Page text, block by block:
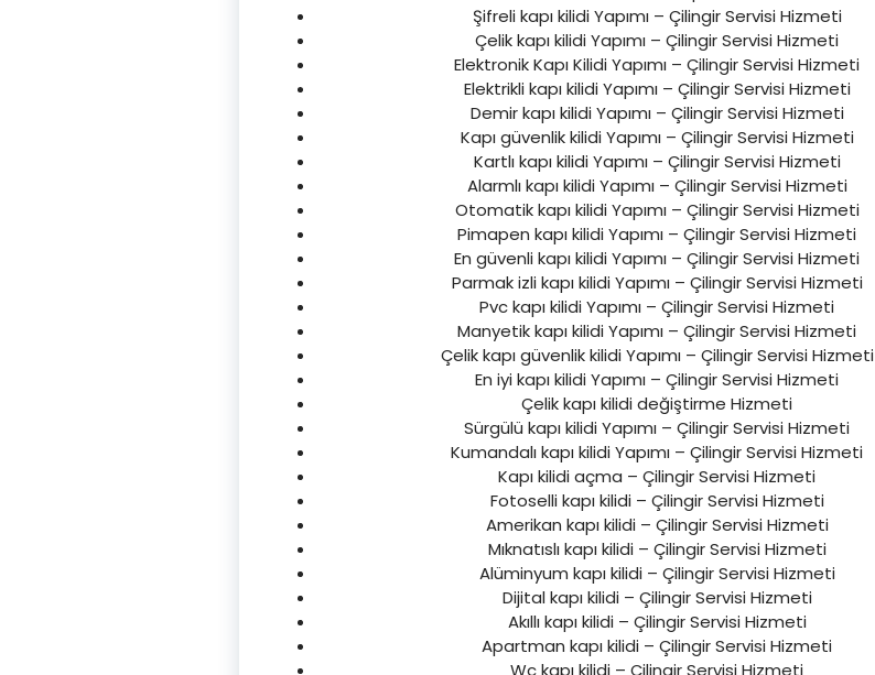
Şifreli kapı kilidi Yapımı – Çilingir Servisi Hizmeti
Çelik kapı kilidi Yapımı – Çilingir Servisi Hizmeti
Elektronik Kapı Kilidi Yapımı – Çilingir Servisi Hizmeti
Elektrikli kapı kilidi Yapımı – Çilingir Servisi Hizmeti
Demir kapı kilidi Yapımı – Çilingir Servisi Hizmeti
Kapı güvenlik kilidi Yapımı – Çilingir Servisi Hizmeti
Kartlı kapı kilidi Yapımı – Çilingir Servisi Hizmeti
Alarmlı kapı kilidi Yapımı – Çilingir Servisi Hizmeti
Otomatik kapı kilidi Yapımı – Çilingir Servisi Hizmeti
Pimapen kapı kilidi Yapımı – Çilingir Servisi Hizmeti
En güvenli kapı kilidi Yapımı – Çilingir Servisi Hizmeti
Parmak izli kapı kilidi Yapımı – Çilingir Servisi Hizmeti
Pvc kapı kilidi Yapımı – Çilingir Servisi Hizmeti
Manyetik kapı kilidi Yapımı – Çilingir Servisi Hizmeti
Çelik kapı güvenlik kilidi Yapımı – Çilingir Servisi Hizmeti
En iyi kapı kilidi Yapımı – Çilingir Servisi Hizmeti
Çelik kapı kilidi değiştirme Hizmeti
Sürgülü kapı kilidi Yapımı – Çilingir Servisi Hizmeti
Kumandalı kapı kilidi Yapımı – Çilingir Servisi Hizmeti
Kapı kilidi açma – Çilingir Servisi Hizmeti
Fotoselli kapı kilidi – Çilingir Servisi Hizmeti
Amerikan kapı kilidi – Çilingir Servisi Hizmeti
Mıknatıslı kapı kilidi – Çilingir Servisi Hizmeti
Alüminyum kapı kilidi – Çilingir Servisi Hizmeti
Dijital kapı kilidi – Çilingir Servisi Hizmeti
Akıllı kapı kilidi – Çilingir Servisi Hizmeti
Apartman kapı kilidi – Çilingir Servisi Hizmeti